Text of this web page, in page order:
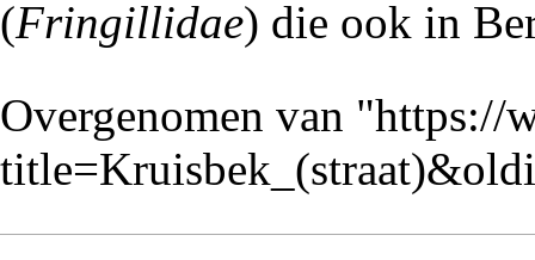
(Fringillidae) die ook in
Overgenomen van "https://